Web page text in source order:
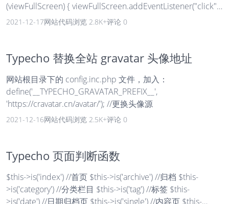
(viewFullScreen) { viewFullScreen.addEventListener("click",
function () { var docElm = document.documentElement; if
2021-12-17网站代码浏览 2.8K+评论 0
Typecho 替换全站 gravatar 头像地址
网站根目录下的 config.inc.php 文件，加入：
define('__TYPECHO_GRAVATAR_PREFIX__',
'https://cravatar.cn/avatar/'); //更换头像源
2021-12-16网站代码浏览 2.5K+评论 0
Typecho 页面判断函数
$this->is('index') //首页 $this->is('archive') //归档 $this-
>is('category') //分类栏目 $this->is('tag') //标签 $this-
>is('date') //日期归档页 $this->is('single') //内容页 $this-